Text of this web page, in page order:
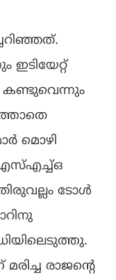
ഇടിയേറ്റ്
മൊഴി
ടോള്‍
രാജന്റെ